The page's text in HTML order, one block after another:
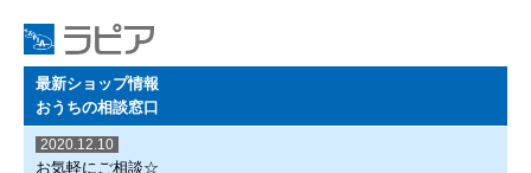
最新ショップ情報
おうちの相談窓口
2020.12.10
お気軽にご相談☆